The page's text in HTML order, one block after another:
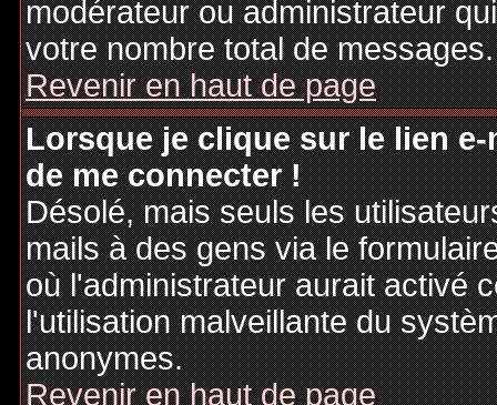
modérateur ou administrateur
votre nombre total de messages.
Revenir en haut de page
Lorsque je clique sur le lien
de me connecter !
Désolé, mais seuls les
mails à des gens via le
où l'administrateur aurait activé
l'utilisation malveillante du
anonymes.
Revenir en haut de page